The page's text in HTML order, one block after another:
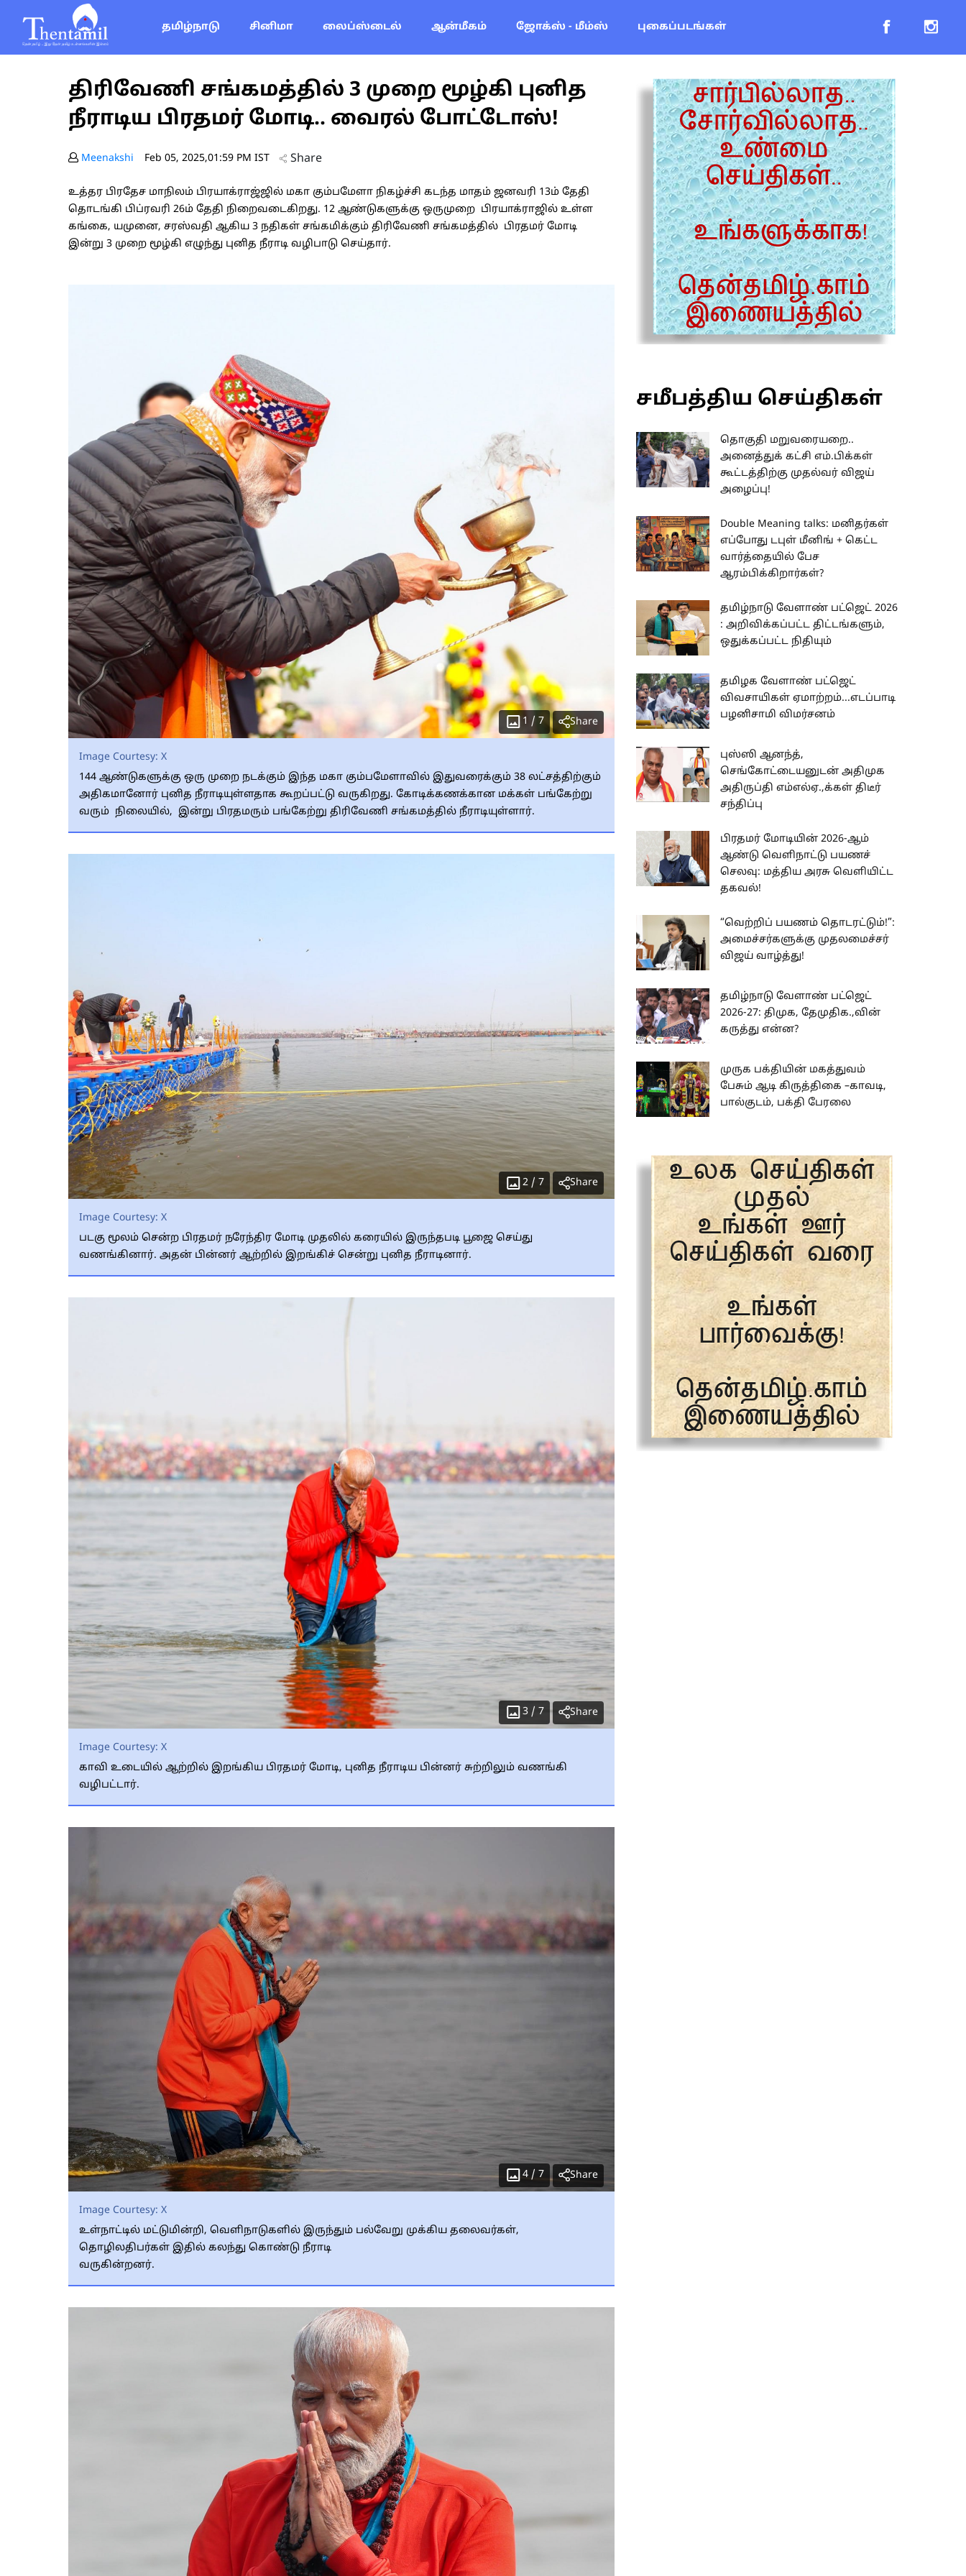
தமிழ்நாடு சினிமா லைப்ஸ்டைல் ஆன்மீகம் ஜோக்ஸ் - மீம்ஸ் புகைப்படங்கள்
திரிவேணி சங்கமத்தில் 3 முறை மூழ்கி புனித
நீராடிய பிரதமர் மோடி.. வைரல் போட்டோஸ்!
Meenakshi Feb 05, 2025,01:59 PM IST Share
உத்தர பிரதேச மாநிலம் பிரயாக்ராஜ்ஜில் மகா கும்பமேளா நிகழ்ச்சி கடந்த மாதம் ஜனவரி 13ம் தேதி
தொடங்கி பிப்ரவரி 26ம் தேதி நிறைவடைகிறது. 12 ஆண்டுகளுக்கு ஒருமுறை பிரயாக்ராஜில் உள்ள
கங்கை, யமுனை, சரஸ்வதி ஆகிய 3 நதிகள் சங்கமிக்கும் திரிவேணி சங்கமத்தில் பிரதமர் மோடி
இன்று 3 முறை மூழ்கி எழுந்து புனித நீராடி வழிபாடு செய்தார்.
1 / 7 Share
Image Courtesy: X
144 ஆண்டுகளுக்கு ஒரு முறை நடக்கும் இந்த மகா கும்பமேளாவில் இதுவரைக்கும் 38 லட்சத்திற்கும்
அதிகமானோர் புனித நீராடியுள்ளதாக கூறப்பட்டு வருகிறது. கோடிக்கணக்கான மக்கள் பங்கேற்று
வரும் நிலையில், இன்று பிரதமரும் பங்கேற்று திரிவேணி சங்கமத்தில் நீராடியுள்ளார்.
2/ 7 Share
Image Courtesy: X
படகு மூலம் சென்ற பிரதமர் நரேந்திர மோடி முதலில் கரையில் இருந்தபடி பூஜை செய்து
வணங்கினார். அதன் பின்னர் ஆற்றில் இறங்கிச் சென்று புனித நீராடினார்.
3/ 7 Share
Image Courtesy: X
காவி உடையில் ஆற்றில் இறங்கிய பிரதமர் மோடி, புனித நீராடிய பின்னர் சுற்றிலும் வணங்கி
வழிபட்டார்.
4/ 7 Share
Image Courtesy: X
உள்நாட்டில் மட்டுமின்றி, வெளிநாடுகளில் இருந்தும் பல்வேறு முக்கிய தலைவர்கள்,
தொழிலதிபர்கள் இதில் கலந்து கொண்டு நீராடி
வருகின்றனர்.
சமீபத்திய செய்திகள்
தொகுதி மறுவரையறை..
அனைத்துக் கட்சி எம்.பிக்கள்
கூட்டத்திற்கு முதல்வர் விஜய்
அழைப்பு!
Double Meaning talks: மனிதர்கள்
எப்போது டபுள் மீனிங் + கெட்ட
வார்த்தையில் பேச
ஆரம்பிக்கிறார்கள்?
தமிழ்நாடு வேளாண் பட்ஜெட் 2026
: அறிவிக்கப்பட்ட திட்டங்களும்,
ஒதுக்கப்பட்ட நிதியும்
தமிழக வேளாண் பட்ஜெட்
விவசாயிகள் ஏமாற்றம்...எடப்பாடி
பழனிசாமி விமர்சனம்
புஸ்ஸி ஆனந்த்,
செங்கோட்டையனுடன் அதிமுக
அதிருப்தி எம்எல்ஏ.,க்கள் திடீர்
சந்திப்பு
பிரதமர் மோடியின் 2026-ஆம்
ஆண்டு வெளிநாட்டு பயணச்
செலவு: மத்திய அரசு வெளியிட்ட
தகவல்!
“வெற்றிப் பயணம் தொடரட்டும்!”:
அமைச்சர்களுக்கு முதலமைச்சர்
விஜய் வாழ்த்து!
தமிழ்நாடு வேளாண் பட்ஜெட்
2026-27: திமுக, தேமுதிக.,வின்
கருத்து என்ன?
முருக பக்தியின் மகத்துவம்
பேசும் ஆடி கிருத்திகை –காவடி,
பால்குடம், பக்தி பேரலை